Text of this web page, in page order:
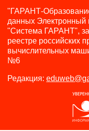
"ГАРАНТ-
данных Электронный
"Система ГАРАНТ",
реестре российских
вычислительных
№6
Редакция: